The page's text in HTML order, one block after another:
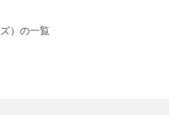
）の一覧
モスモス）の一覧
一覧